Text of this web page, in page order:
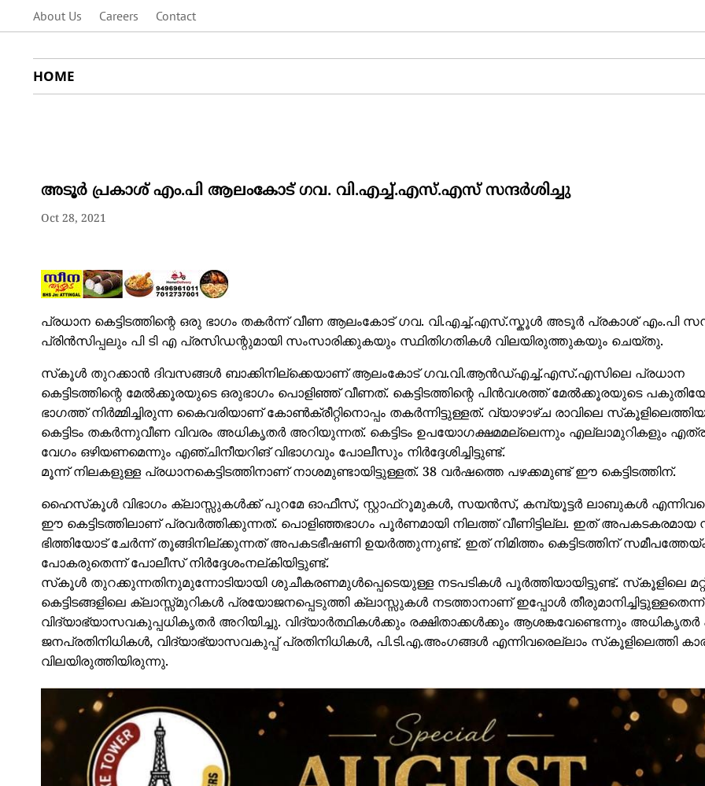
About Us Careers Contact
HOME
അടൂർ പ്രകാശ് എം.പി ആലംകോട് ഗവ. വി.എച്ച്.എസ്.എസ് സന്ദർശിച്ചു
Oct 28, 2021
പ്രധാന കെട്ടിടത്തിന്റെ ഒരു ഭാഗം തകർന്ന് വീണ ആലംകോട് ഗവ. വി.എച്ച്.എസ്.സ്കൂൾ അടൂർ പ്രകാശ് എം.പി
പ്രിൻസിപ്പലും പി ടി എ പ്രസിഡന്റുമായി സംസാരിക്കുകയും സ്ഥിതിഗതികൾ വിലയിരുത്തുകയും ചെയ്തു.
സ്‌കൂള്‍ തുറക്കാന്‍ ദിവസങ്ങള്‍ ബാക്കിനില്‌ക്കെയാണ് ആലംകോട് ഗവ.വി.ആന്‍ഡ്എച്ച്.എസ്.എസിലെ പ്രധാന
കെട്ടിടത്തിന്റെ മേല്‍ക്കൂരയുടെ ഒരുഭാഗം പൊളിഞ്ഞ് വീണത്. കെട്ടിടത്തിന്റെ പിന്‍വശത്ത് മേല്‍ക്കൂരയുടെ
ഭാഗത്ത് നിര്‍മ്മിച്ചിരുന്ന കൈവരിയാണ് കോണ്‍ക്രീറ്റിനൊപ്പം തകര്‍ന്നിട്ടുള്ളത്. വ്യാഴാഴ്ച രാവിലെ
കെട്ടിടം തകര്‍ന്നുവീണ വിവരം അധികൃതര്‍ അറിയുന്നത്. കെട്ടിടം ഉപയോഗക്ഷമമല്ലെന്നും എല്ലാമുറികളും
വേഗം ഒഴിയണമെന്നും എഞ്ചിനീയറിങ് വിഭാഗവും പോലീസും നിര്‍ദ്ദേശിച്ചിട്ടുണ്ട്.
മൂന്ന് നിലകളുള്ള പ്രധാനകെട്ടിടത്തിനാണ് നാശമുണ്ടായിട്ടുള്ളത്. 38 വര്‍ഷത്തെ പഴക്കമുണ്ട് ഈ കെട്ടിടത്തിന്.
ഹൈസ്‌കൂള്‍ വിഭാഗം ക്ലാസ്സുകള്‍ക്ക് പുറമേ ഓഫീസ്, സ്റ്റാഫ്‌റൂമുകള്‍, സയന്‍സ്, കമ്പ്യൂട്ടര്‍ ലാബുകള്‍
ഈ കെട്ടിടത്തിലാണ് പ്രവര്‍ത്തിക്കുന്നത്. പൊളിഞ്ഞഭാഗം പൂര്‍ണമായി നിലത്ത് വീണിട്ടില്ല. ഇത് അപകടകരമായ
ഭിത്തിയോട് ചേര്‍ന്ന് തൂങ്ങിനില്ക്കുന്നത് അപകടഭീഷണി ഉയര്‍ത്തുന്നുണ്ട്. ഇത് നിമിത്തം കെട്ടിടത്തിന്
പോകരുതെന്ന് പോലീസ് നിര്‍ദ്ദേശംനല്കിയിട്ടുണ്ട്.
സ്‌കൂള്‍ തുറക്കുന്നതിനുമുന്നോടിയായി ശുചീകരണമുള്‍പ്പെടെയുള്ള നടപടികള്‍ പൂര്‍ത്തിയായിട്ടുണ്ട്. സ്‌കൂളിലെ മറ്റ്
കെട്ടിടങ്ങളിലെ ക്ലാസ്സ്മുറികള്‍ പ്രയോജനപ്പെടുത്തി ക്ലാസ്സുകള്‍ നടത്താനാണ് ഇപ്പോള്‍ തീരുമാനിച്ചിട്ടുള്ളതെന്ന്
വിദ്യാഭ്യാസവകുപ്പധികൃതര്‍ അറിയിച്ചു. വിദ്യാര്‍ത്ഥികള്‍ക്കും രക്ഷിതാക്കള്‍ക്കും ആശങ്കവേണ്ടെന്നും
ജനപ്രതിനിധികള്‍, വിദ്യാഭ്യാസവകുപ്പ് പ്രതിനിധികള്‍, പി.ടി.എ.അംഗങ്ങള്‍ എന്നിവരെല്ലാം സ്‌കൂളിലെത്തി
വിലയിരുത്തിയിരുന്നു.